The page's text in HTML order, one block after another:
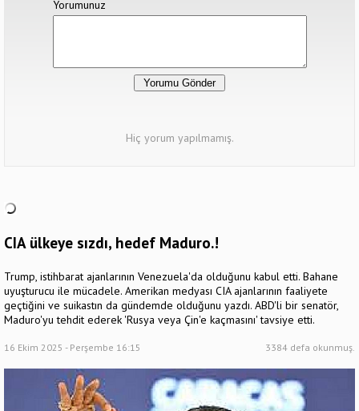
Yorumunuz
Hiç yorum yapılmamış.
CIA ülkeye sızdı, hedef Maduro.!
Trump, istihbarat ajanlarının Venezuela'da olduğunu kabul etti. Bahane
uyuşturucu ile mücadele. Amerikan medyası CIA ajanlarının faaliyete
geçtiğini ve suikastın da gündemde olduğunu yazdı. ABD'li bir senatör,
Maduro'yu tehdit ederek 'Rusya veya Çin'e kaçmasını' tavsiye etti.
16 Ekim 2025 - Perşembe 16:15 3384 defa okunmuş.